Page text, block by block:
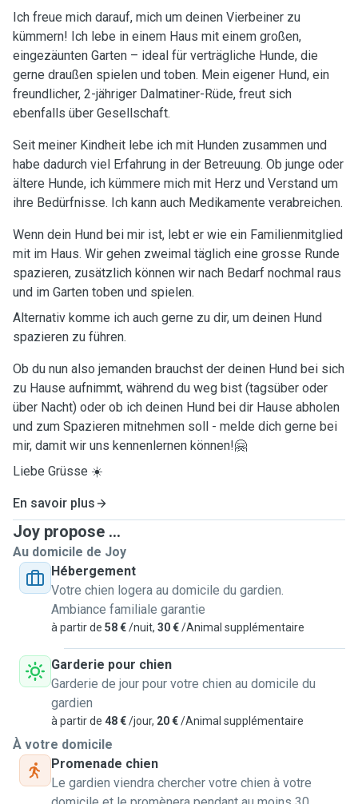
Ich freue mich darauf, mich um deinen Vierbeiner zu
kümmern! Ich lebe in einem Haus mit einem großen,
eingezäunten Garten – ideal für verträgliche Hunde, die
gerne draußen spielen und toben. Mein eigener Hund, ein
freundlicher, 2-jähriger Dalmatiner-Rüde, freut sich
ebenfalls über Gesellschaft.
Seit meiner Kindheit lebe ich mit Hunden zusammen und
habe dadurch viel Erfahrung in der Betreuung. Ob junge oder
ältere Hunde, ich kümmere mich mit Herz und Verstand um
ihre Bedürfnisse. Ich kann auch Medikamente verabreichen.
Wenn dein Hund bei mir ist, lebt er wie ein Familienmitglied
mit im Haus. Wir gehen zweimal täglich eine grosse Runde
spazieren, zusätzlich können wir nach Bedarf nochmal raus
und im Garten toben und spielen.
Alternativ komme ich auch gerne zu dir, um deinen Hund
spazieren zu führen.
Ob du nun also jemanden brauchst der deinen Hund bei sich
zu Hause aufnimmt, während du weg bist (tagsüber oder
über Nacht) oder ob ich deinen Hund bei dir Hause abholen
und zum Spazieren mitnehmen soll - melde dich gerne bei
mir, damit wir uns kennenlernen können!🤗
Liebe Grüsse ☀️
En savoir plus
Joy propose ...
Au domicile de Joy
Hébergement
Votre chien logera au domicile du gardien.
Ambiance familiale garantie
à partir de 58 €/nuit, 30 €/Animal supplémentaire
Garderie pour chien
Garderie de jour pour votre chien au domicile du
gardien
à partir de 48 €/jour, 20 €/Animal supplémentaire
À votre domicile
Promenade chien
Le gardien viendra chercher votre chien à votre